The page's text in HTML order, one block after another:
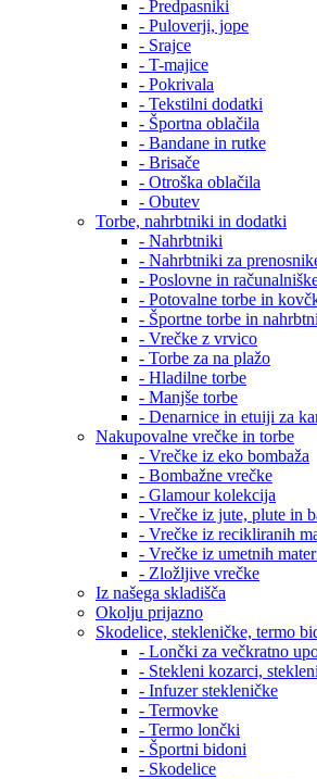
- Predpasniki
- Puloverji, jope
- Srajce
- T-majice
- Pokrivala
- Tekstilni dodatki
- Športna oblačila
- Bandane in rutke
- Brisače
- Otroška oblačila
- Obutev
Torbe, nahrbtniki in dodatki
- Nahrbtniki
- Nahrbtniki za
- Poslovne in
- Potovalne torbe in
- Športne torbe in
- Vrečke z vrvico
- Torbe za na plažo
- Hladilne torbe
- Manjše torbe
- Denarnice in etuiji za
Nakupovalne vrečke in torbe
- Vrečke iz eko bombaža
- Bombažne vrečke
- Glamour kolekcija
- Vrečke iz jute, plute in
- Vrečke iz recikliranih
- Vrečke iz umetnih
- Zložljive vrečke
Iz našega skladišča
Okolju prijazno
Skodelice, stekleničke, termo
- Lončki za večkratno
- Stekleni kozarci,
- Infuzer stekleničke
- Termovke
- Termo lončki
- Športni bidoni
- Skodelice